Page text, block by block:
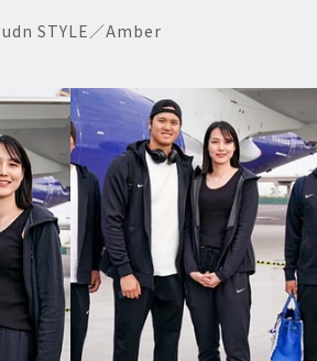
udn STYLE／Amber